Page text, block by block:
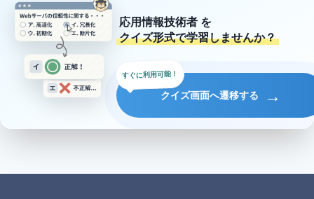
応用情報技術者 を
クイズ形式で学習しませんか？
クイズ画面へ遷移する →
すぐに利用可能！